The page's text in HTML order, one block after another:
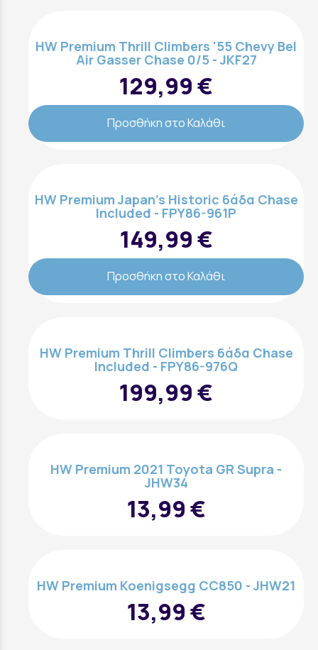
HW Premium Thrill Climbers '55 Chevy Bel
Air Gasser Chase 0/5 - JKF27
129,99 €
Προσθήκη στο Καλάθι
HW Premium Japan's Historic 6άδα Chase
Included - FPY86-961P
149,99 €
Προσθήκη στο Καλάθι
HW Premium Thrill Climbers 6άδα Chase
Included - FPY86-976Q
199,99 €
HW Premium 2021 Toyota GR Supra -
JHW34
13,99 €
HW Premium Koenigsegg CC850 - JHW21
13,99 €